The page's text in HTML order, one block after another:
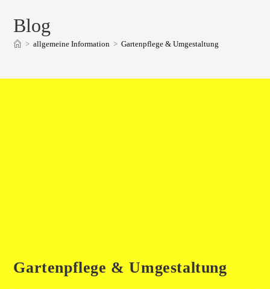
Blog
> allgemeine Information > Gartenpflege & Umgestaltung
Gartenpflege & Umgestaltung